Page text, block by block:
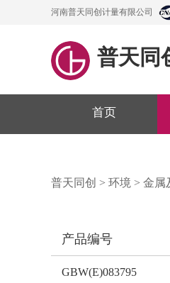
河南普天同创计量有限公司
普天同
首页
普天同创 > 环境 > 金属
产品编号
GBW(E)083795